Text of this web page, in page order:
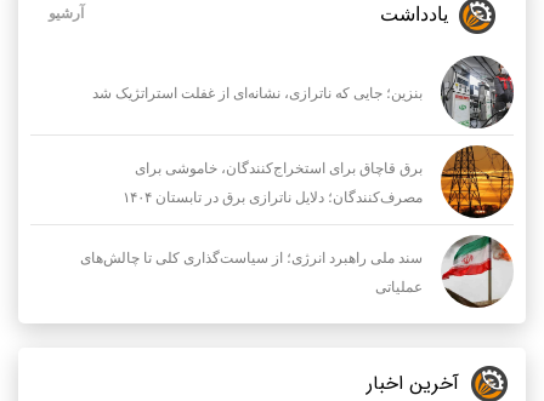
یادداشت آرشیو
بنزین؛ جایی که ناترازی، نشانه‌ای از غفلت استراتژیک شد
برق قاچاق برای استخراج‌کنندگان، خاموشی برای
مصرف‌کنندگان؛ دلایل ناترازی برق در تابستان ۱۴۰۴
سند ملی راهبرد انرژی؛ از سیاست‌گذاری کلی تا چالش‌های
عملیاتی
آخرین اخبار